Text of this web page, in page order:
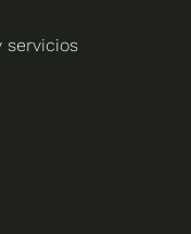
servicios